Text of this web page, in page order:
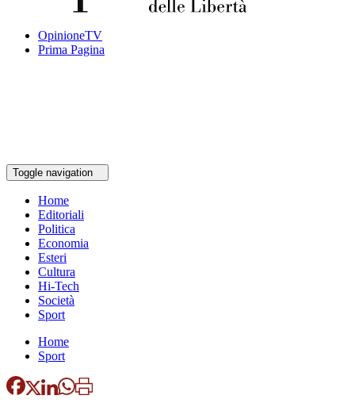
OpinioneTV
Prima Pagina
Toggle navigation
Home
Editoriali
Politica
Economia
Esteri
Cultura
Hi-Tech
Società
Sport
Home
Sport